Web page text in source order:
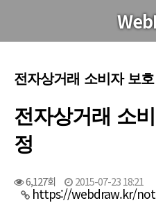
전자상거래 소비자 보
전자상거래 소
정
6,127회 2015-07-23 18:21
https://webdraw.kr/